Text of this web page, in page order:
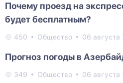
Почему проезд на
будет бесплатным?
450 Общество 06 августа
Прогноз погоды в
349 Общество 06 августа